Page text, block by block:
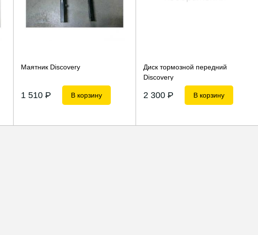
Маятник Discovery
1 510P В корзину
Диск тормозной передний
Discovery
2 300P В корзину